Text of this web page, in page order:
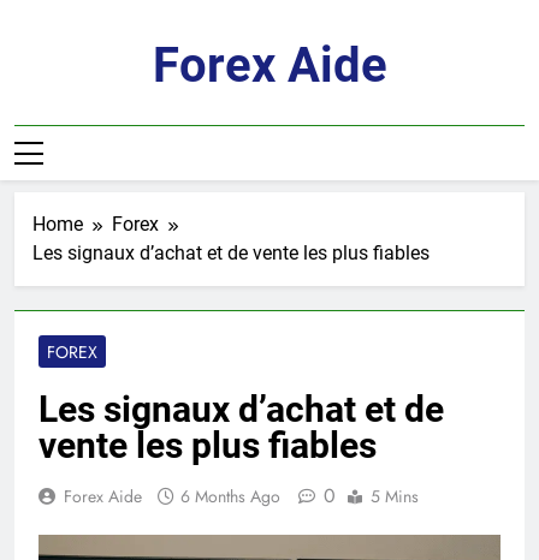
Forex Aide
Home
Forex
Les signaux d’achat et de vente les plus fiables
FOREX
Les signaux d’achat et de
vente les plus fiables
Forex Aide 6 Months Ago 0 5 Mins